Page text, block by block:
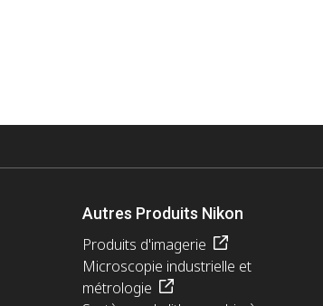
Autres Produits Nikon
Produits d'imagerie
Microscopie industrielle et
métrologie